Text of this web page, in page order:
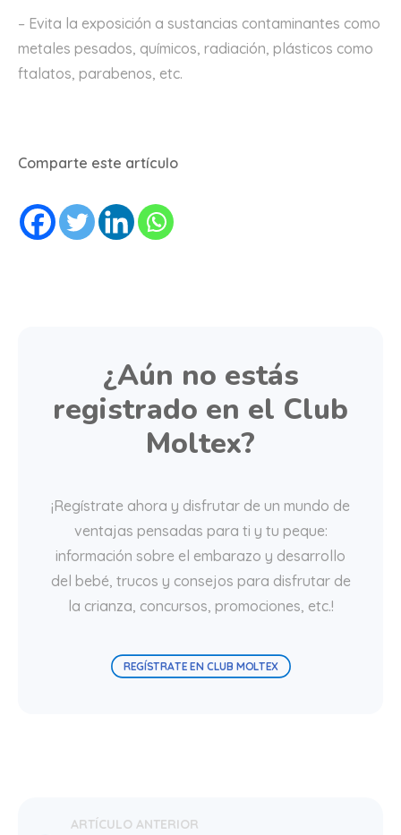
– Evita la exposición a sustancias contaminantes como
metales pesados, químicos, radiación, plásticos como
ftalatos, parabenos, etc.
Comparte este artículo
¿Aún no estás
registrado en el Club
Moltex?
¡Regístrate ahora y disfrutar de un mundo de
ventajas pensadas para ti y tu peque:
información sobre el embarazo y desarrollo
del bebé, trucos y consejos para disfrutar de
la crianza, concursos, promociones, etc.!
REGÍSTRATE EN CLUB MOLTEX